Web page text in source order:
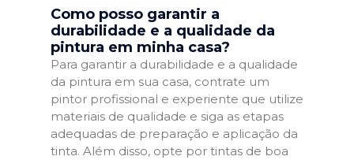
Como posso garantir a
durabilidade e a qualidade da
pintura em minha casa?
Para garantir a durabilidade e a qualidade
da pintura em sua casa, contrate um
pintor profissional e experiente que utilize
materiais de qualidade e siga as etapas
adequadas de preparação e aplicação da
tinta. Além disso, opte por tintas de boa